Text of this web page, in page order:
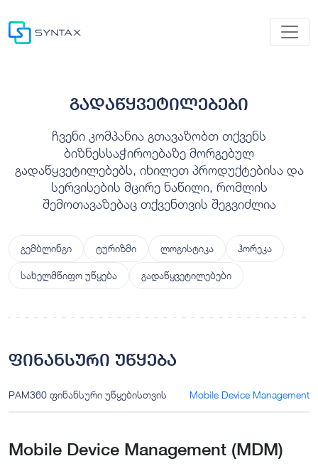
გადაწყვეტილებები
ჩვენი კომპანია გთავაზობთ თქვენს
ბიზნესსაჭიროებაზე მორგებულ
გადაწყვეტილებებს, იხილეთ პროდუქტებისა და
სერვისების მცირე ნაწილი, რომლის
შემოთავაზებაც თქვენთვის შეგვიძლია
გემბლინგი ტურიზმი ლოგისტიკა ჰორეკა
სახელმწიფო უწყება გადაწყვეტილებები
ფინანსური უწყება
PAM360 ფინანსური უწყებისთვის Mobile Device Management
Mobile Device Management (MDM)